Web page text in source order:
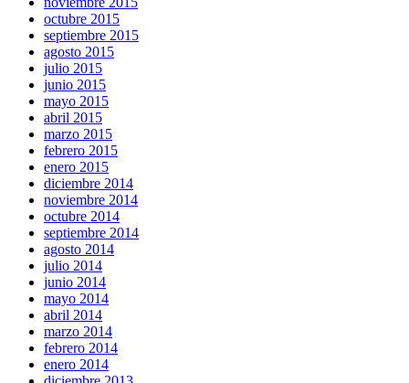
octubre 2015
septiembre 2015
agosto 2015
julio 2015
junio 2015
mayo 2015
abril 2015
marzo 2015
febrero 2015
enero 2015
diciembre 2014
noviembre 2014
octubre 2014
septiembre 2014
agosto 2014
julio 2014
junio 2014
mayo 2014
abril 2014
marzo 2014
febrero 2014
enero 2014